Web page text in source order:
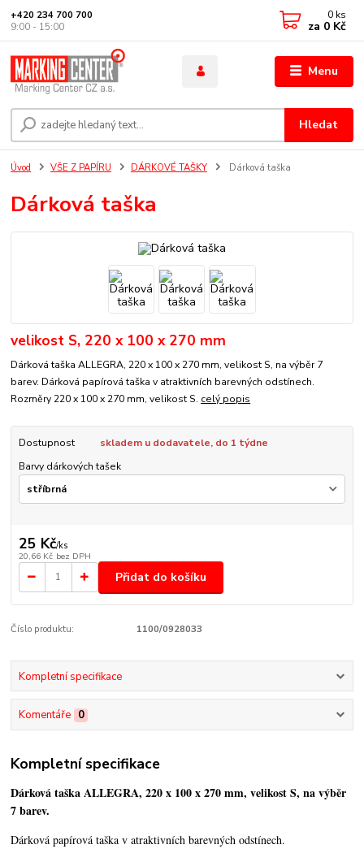
Menu
Hledat
+420 234 700 700
9:00 - 15:00
0 ks
za 0 Kč
Úvod VŠE Z PAPÍRU DÁRKOVÉ TAŠKY Dárková taška
Dárková taška
velikost S, 220 x 100 x 270 mm
Dárková taška ALLEGRA, 220 x 100 x 270 mm, velikost S, na výběr 7
barev. Dárková papírová taška v atraktivních barevných odstínech.
Rozměry 220 x 100 x 270 mm, velikost S. celý popis
Dostupnost
skladem u dodavatele, do 1 týdne
Barvy dárkových tašek
25 Kč/ks
20,66 Kč bez DPH
Přidat do košíku
Číslo produktu: 1100/0928033
Kompletní specifikace
Komentáře 0
Kompletní specifikace
Dárková taška ALLEGRA, 220 x 100 x 270 mm, velikost S, na výběr
7 barev.
Dárková papírová taška v atraktivních barevných odstínech.